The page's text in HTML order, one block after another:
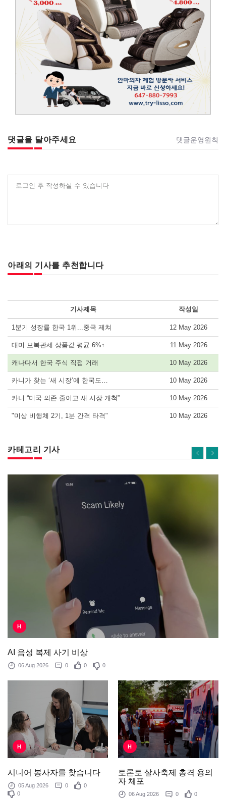
댓글을 달아주세요 댓글운영원칙
로그인 후 작성하실 수 있습니다
아래의 기사를 추천합니다
기사제목 작성일
1분기 성장률 한국 1위...중국 제쳐 12 May 2026
대미 보복관세 상품값 평균 6%↑ 11 May 2026
캐나다서 한국 주식 직접 거래 10 May 2026
카니가 찾는 ‘새 시장’에 한국도… 10 May 2026
카니 “미국 의존 줄이고 새 시장 개척” 10 May 2026
"미상 비행체 2기, 1분 간격 타격" 10 May 2026
카테고리 기사
H
AI 음성 복제 사기 비상
06 Aug 2026 0 0 0
H
시니어 봉사자를 찾습니다
05 Aug 2026 0
0
0
H
토론토 살사축제 총격 용의
자 체포
06 Aug 2026 0
0